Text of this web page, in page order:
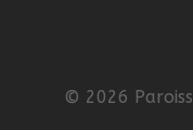
© 2026